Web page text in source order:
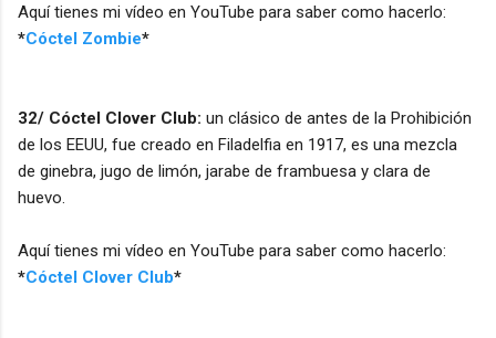
Aquí tienes mi vídeo en YouTube para saber como hacerlo:
*Cóctel Zombie*
32/ Cóctel Clover Club: un clásico de antes de la Prohibición
de los EEUU, fue creado en Filadelfia en 1917, es una mezcla
de ginebra, jugo de limón, jarabe de frambuesa y clara de
huevo.
Aquí tienes mi vídeo en YouTube para saber como hacerlo:
*Cóctel Clover Club*